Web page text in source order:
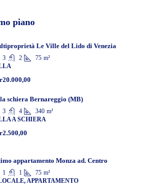
piano
Le Ville del Lido di Venezia
3 2 75 m²
schiera Bernareggio (MB)
3 4 340 m²
A SCHIERA
appartamento Monza ad. Centro
1 1 75 m²
APPARTAMENTO